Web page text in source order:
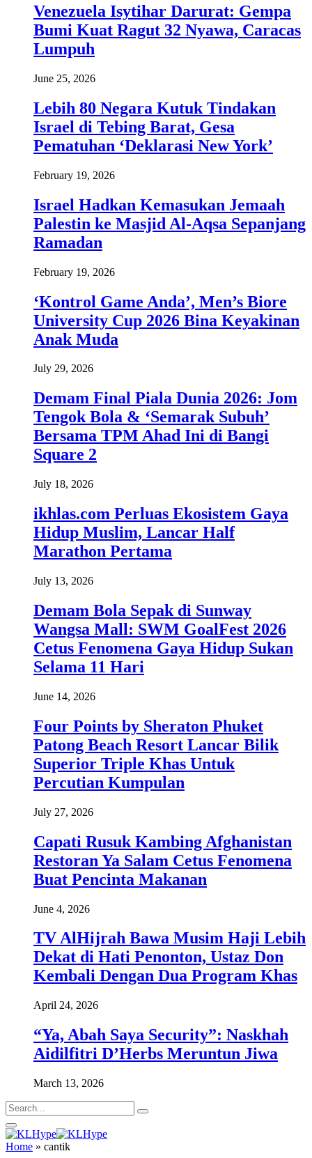
Venezuela Isytihar Darurat: Gempa
Bumi Kuat Ragut 32 Nyawa, Caracas
Lumpuh
June 25, 2026
Lebih 80 Negara Kutuk Tindakan
Israel di Tebing Barat, Gesa
Pematuhan ‘Deklarasi New York’
February 19, 2026
Israel Hadkan Kemasukan Jemaah
Palestin ke Masjid Al-Aqsa Sepanjang
Ramadan
February 19, 2026
‘Kontrol Game Anda’, Men’s Biore
University Cup 2026 Bina Keyakinan
Anak Muda
July 29, 2026
Demam Final Piala Dunia 2026: Jom
Tengok Bola & ‘Semarak Subuh’
Bersama TPM Ahad Ini di Bangi
Square 2
July 18, 2026
ikhlas.com Perluas Ekosistem Gaya
Hidup Muslim, Lancar Half
Marathon Pertama
July 13, 2026
Demam Bola Sepak di Sunway
Wangsa Mall: SWM GoalFest 2026
Cetus Fenomena Gaya Hidup Sukan
Selama 11 Hari
June 14, 2026
Four Points by Sheraton Phuket
Patong Beach Resort Lancar Bilik
Superior Triple Khas Untuk
Percutian Kumpulan
July 27, 2026
Capati Rusuk Kambing Afghanistan
Restoran Ya Salam Cetus Fenomena
Buat Pencinta Makanan
June 4, 2026
TV AlHijrah Bawa Musim Haji Lebih
Dekat di Hati Penonton, Ustaz Don
Kembali Dengan Dua Program Khas
April 24, 2026
“Ya, Abah Saya Security”: Naskhah
Aidilfitri D’Herbs Meruntun Jiwa
March 13, 2026
Home » cantik